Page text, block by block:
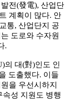
전(發電), 산업단
계획이 많다. 안
통, 산업단지 공
도로와 수자원
.
의 대(對)인도 인
도출했다. 이들
을 우선시하지
성 지원도 병행